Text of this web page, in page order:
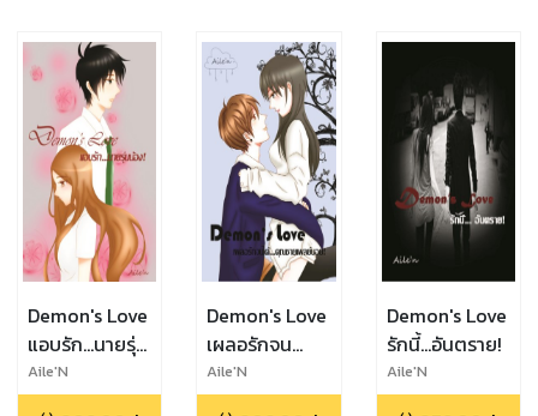
Demon's Love
แอบรัก...นายรุ่น
น้อง!
Aile'N
Demon's Love
เผลอรักจน
ได้...คุณชาย
เพลย์บอย!
Aile'N
Demon's Love
รักนี้...อันตราย!
Aile'N